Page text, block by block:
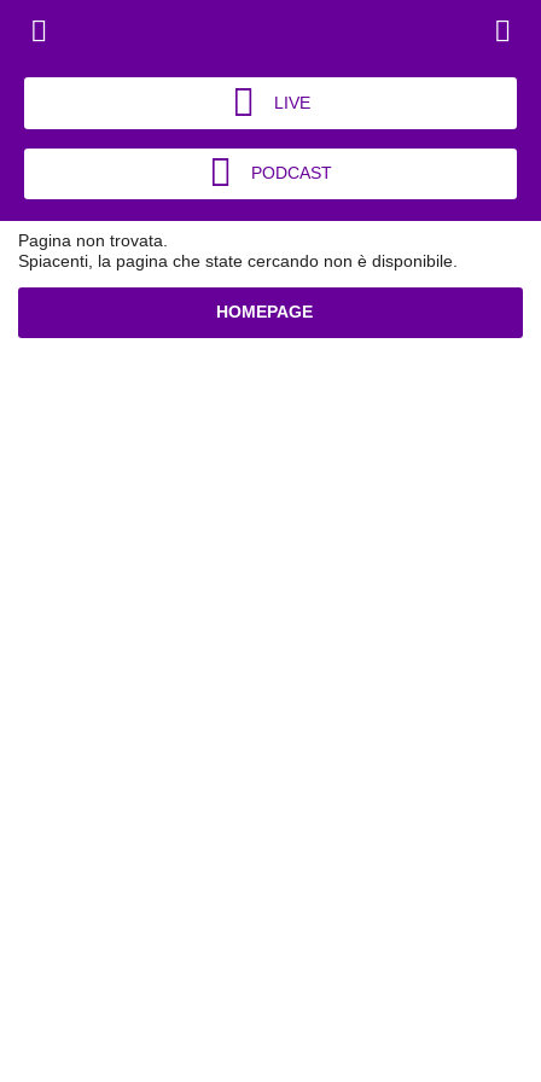
LIVE
PODCAST
Pagina non trovata.
Spiacenti, la pagina che state cercando non è disponibile.
HOMEPAGE